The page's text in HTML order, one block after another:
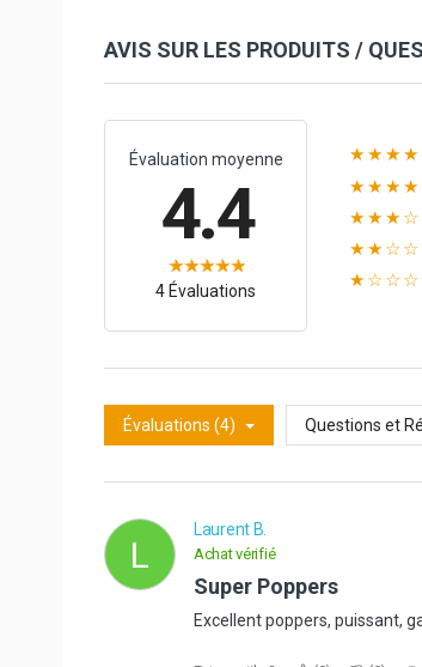
AVIS SUR LES PRODUITS /
Évaluation moyenne
4.4
4 Évaluations
Évaluations (4) Questions et
L
Laurent B.
Achat vérifié
Super Poppers
Excellent poppers, puissant,